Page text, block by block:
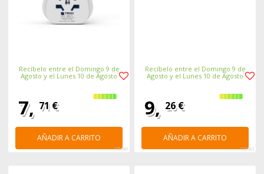
Recíbelo entre el Domingo 9 de
Agosto y el Lunes 10 de Agosto
7, 71 €
AÑADIR A CARRITO
375680
Recíbelo entre el Domingo 9 de
Agosto y el Lunes 10 de Agosto
9, 26 €
AÑADIR A CARRITO
375682